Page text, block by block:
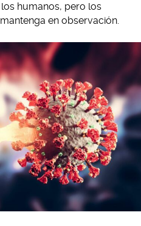
humanos, pero los
en observación.